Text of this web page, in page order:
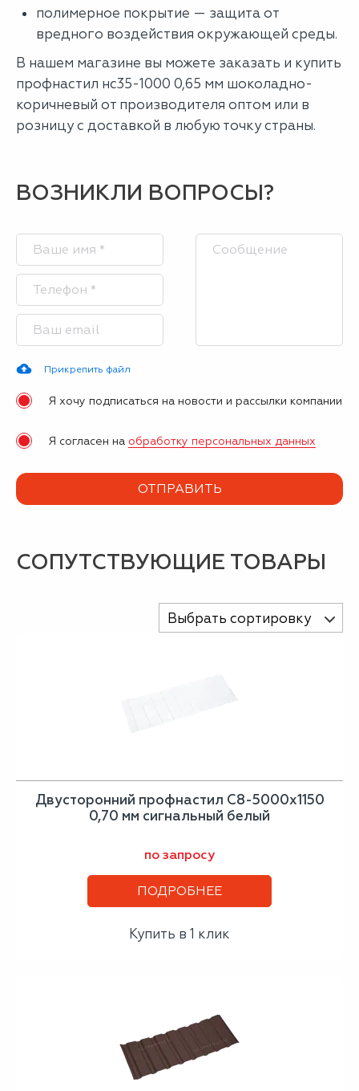
полимерное покрытие — защита от
вредного воздействия окружающей среды.
В нашем магазине вы можете заказать и купить
профнастил нс35-1000 0,65 мм шоколадно-
коричневый от производителя оптом или в
розницу с доставкой в любую точку страны.
ВОЗНИКЛИ ВОПРОСЫ?
Прикрепить файл
Я хочу подписаться на новости и рассылки компании
Я согласен на обработку персональных данных
СОПУТСТВУЮЩИЕ ТОВАРЫ
Выбрать сортировку
Двусторонний профнастил С8-5000х1150
0,70 мм сигнальный белый
по запросу
ПОДРОБНЕЕ
Купить в 1 клик